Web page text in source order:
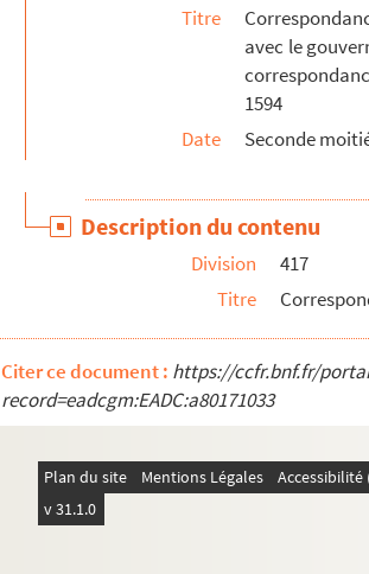
Titre
avec le
1594
Date
Seconde
Description du contenu
Division
417
Titre
Citer ce document : https://ccfr.bnf.fr/
record=eadcgm:EADC:a80171033
Plan du site Mentions Légales
v 31.1.0